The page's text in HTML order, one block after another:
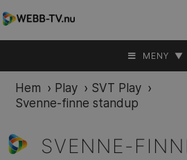
MENY ▼
Hem › Play › SVT Play ›
Svenne-finne standup
SVENNE-